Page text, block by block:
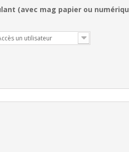
(avec mag papier ou
an : Accès un utilisateur